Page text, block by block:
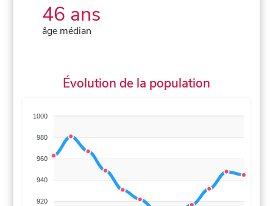
46 ans
âge médian
Évolution de la population
1000
980
960
940
920